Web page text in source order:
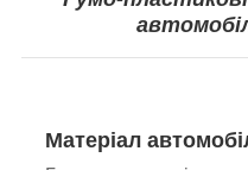
Матеріал